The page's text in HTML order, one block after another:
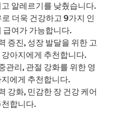
알레르기를 낮췄습니다.
더욱 건강하고 9가지 인
급여가 가능합니다.
증진, 성장 발달을 위한 고
아지에게 추천합니다.
관리, 관절 강화를 위한 영
에게 추천합니다.
강화, 민감한 장 건강 케어
합니다.